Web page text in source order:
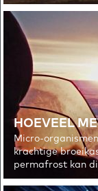
HOEVEEL
Micro-
krachtige
permafrost kan